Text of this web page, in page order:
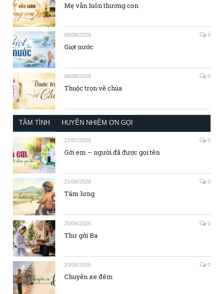
Mẹ vẫn luôn thương con
06/08/2026 0
Giọt nước
06/08/2026 0
Thuộc trọn về chúa
TÂM TÌNH HUYỀN NHIỆM ƠN GỌI
27/07/2026 0
Gởi em – người đã được gọi tên
21/06/2026 0
Tấm lưng
20/06/2026 0
Thư gởi Ba
20/06/2026 0
Chuyến xe đêm